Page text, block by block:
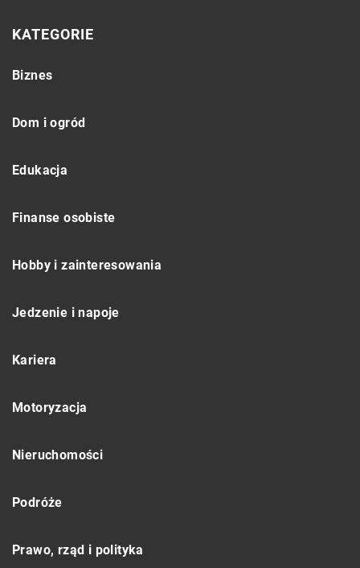
KATEGORIE
Biznes
Dom i ogród
Edukacja
Finanse osobiste
Hobby i zainteresowania
Jedzenie i napoje
Kariera
Motoryzacja
Nieruchomości
Podróże
Prawo, rząd i polityka